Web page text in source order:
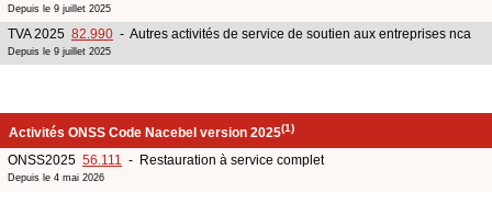
Depuis le 9 juillet 2025
TVA 2025 82.990 - Autres activités de service de soutien aux entreprises nca
Depuis le 9 juillet 2025
Activités ONSS Code Nacebel version 2025(1)
ONSS2025 56.111 - Restauration à service complet
Depuis le 4 mai 2026